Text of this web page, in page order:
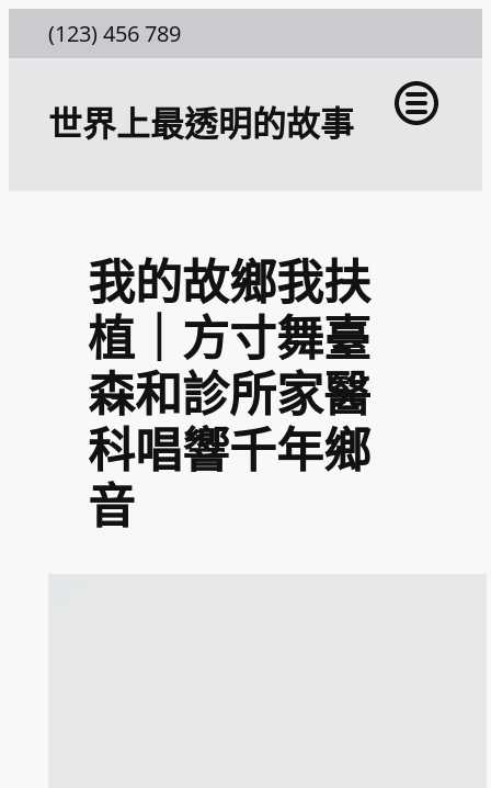
至
(123) 456 789
世界上最透明的故事
我的故鄉我扶
植｜方寸舞臺
森和診所家醫
科唱響千年鄉
音